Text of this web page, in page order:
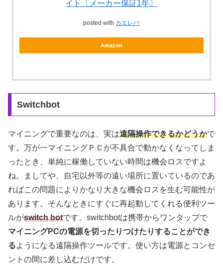
イト〔メーカー保証1年〕
posted with カエレバ
Amazon
Switchbot
マイニングで重要なのは、実は遠隔操作できるかどうかで
す。万が一マイニングＰＣが不具合で動かなくなってしま
ったとき、単純に稼働していない時間は機会ロスですよ
ね。ましてや、自宅以外等の遠い場所に置いているのであ
ればこの問題によりかなり大きな機会ロスを生む可能性が
あります。そんなときにすぐに再起動してくれる便利ツー
ルがswitch botです。switchbotは携帯からワンタップで
マイニングPCの電源を切ったりつけたりすることができ
るようになる遠隔操作ツールです。使い方は電源とコンセ
ントの間に差し込むだけです。